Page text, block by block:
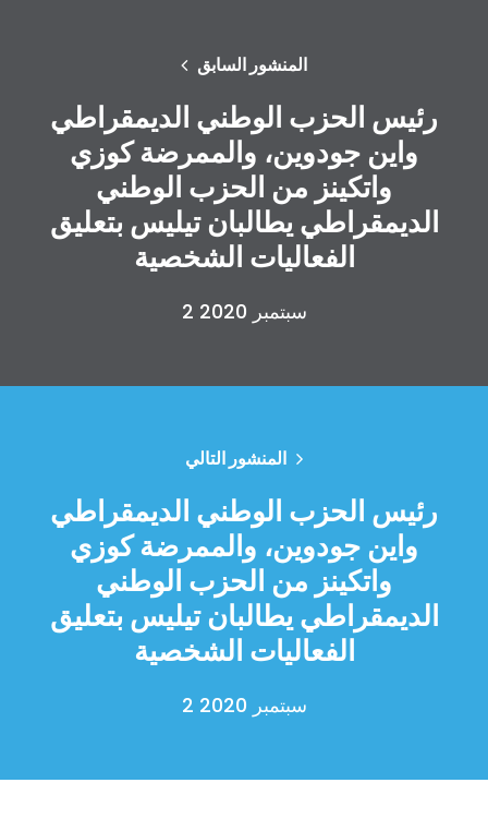
الصفحة الرئيسية
العمل معنا
الصحافة
حفلتك
الإجراء
Vote
تبرع
المنشور السابق
رئيس الحزب الوطني الديمقراطي
واين جودوين، والممرضة كوزي
واتكينز من الحزب الوطني
الديمقراطي يطالبان تيليس بتعليق
الفعاليات الشخصية
2 سبتمبر 2020
المنشور التالي
رئيس الحزب الوطني الديمقراطي
واين جودوين، والممرضة كوزي
واتكينز من الحزب الوطني
الديمقراطي يطالبان تيليس بتعليق
الفعاليات الشخصية
2 سبتمبر 2020